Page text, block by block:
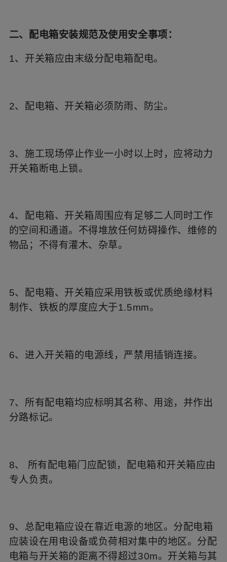
二、配电箱安装规范及使用安全事项：
1、开关箱应由末级分配电箱配电。
2、配电箱、开关箱必须防雨、防尘。
3、施工现场停止作业一小时以上时，应将动力
开关箱断电上锁。
4、配电箱、开关箱周围应有足够二人同时工作
的空间和通道。不得堆放任何妨碍操作、维修的
物品；不得有灌木、杂草。
5、配电箱、开关箱应采用铁板或优质绝缘材料
制作、铁板的厚度应大于1.5mm。
6、进入开关箱的电源线，严禁用插销连接。
7、所有配电箱均应标明其名称、用途，并作出
分路标记。
8、 所有配电箱门应配锁，配电箱和开关箱应由
专人负责。
9、总配电箱应设在靠近电源的地区。分配电箱
应装设在用电设备或负荷相对集中的地区。分配
电箱与开关箱的距离不得超过30m。开关箱与其